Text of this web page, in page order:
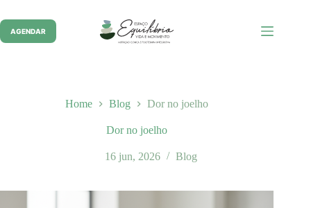
para
conteúdo
AGENDAR
Home Blog Dor no joelho
Dor no joelho
16 jun, 2026 Blog